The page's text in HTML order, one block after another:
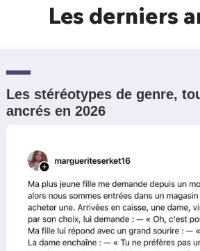
Les derniers
Les stéréotypes de genre,
ancrés en 2026